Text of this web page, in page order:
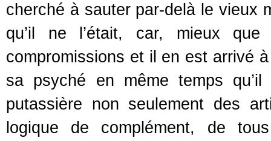
cherché à sauter par-delà le vieux
qu’il ne l’était, car, mieux
compromissions et il en est arrivé
sa psyché en même temps
putassière non seulement des
logique de complément, de